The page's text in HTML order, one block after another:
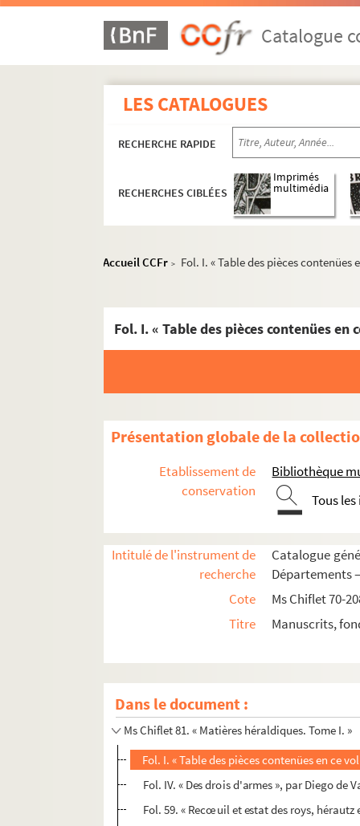
Catalogue
LES CATALOGUES
RECHERCHE RAPIDE
RECHERCHES CIBLÉES
Imprimés
multimédia
Accueil CCFr > Fol. I. « Table des pièces contenües
Fol. I. « Table des pièces contenües en
Présentation globale de la
Etablissement de
conservation
Bibliothèque
Tous
Intitulé de l'instrument de
recherche
Catalogue
Départements
Cote
Ms Chiflet 70-
Titre
Manuscrits,
Dans le document :
Ms Chiflet 71. Tractatus theologici
Ms Chiflet 72. Histoire politique et
Ms Chiflet 73. Dole et Besançon : rivalité de
Ms Chiflet 74. « ... Prétentions des princes
Ms Chiflet 75. « Suite des prétentions des
Ms Chiflet 76. « Recueil de pièces d'Estat.
Ms Chiflet 77. « Recueil de pièces d'Estat.
Ms Chiflet 79. « Recueil de pièces d'Estat.
Ms Chiflet 80. « Recueil de pièces d'Estat.
Ms Chiflet 81. « Matières héraldiques. Tome I. »
Fol. I. « Table des pièces contenües en ce
Fol. IV. « Des drois d'armes », par Diego
Fol. 59. « Recœuil et estat des roys,